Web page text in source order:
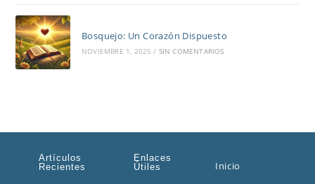
Bosquejo: Un Corazón Dispuesto
NOVIEMBRE 1, 2025 / SIN COMENTARIOS
Artículos
Recientes
Enlaces
Útiles
Inicio